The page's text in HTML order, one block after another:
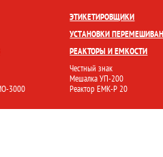
3000
ЭТИКЕТИРОВЩИКИ
УСТАНОВКИ
РЕАКТОРЫ И ЕМКОСТИ
Честный знак
Мешалка УП-200
Реактор ЕМК-Р 20
НАКЛЕЙКА ЭТИКЕТКИ ПРИГОТОВЛЕНИЕ